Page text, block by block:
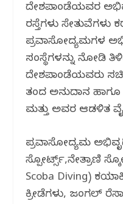
ದೇಶಪಾಂಡೆಯವರ
ರಸ್ತೆಗಳು ಸೇತುವೆಗಳು
ಪ್ರವಾಸೋದ್ಯಮಗಳ
ಸಂಸ್ಥೆಗಳನ್ನು ನೋಡಿ
ದೇಶಪಾಂಡೆಯವರು
ತಂದ ಅನುದಾನ
ಮತ್ತು ಅವರ ಆಡಳಿತ
ಪ್ರವಾಸೋದ್ಯಮ
ಸ್ಪೋರ್ಟ್ಸ್,ನೇತ್ರಾಣಿ
Scoba Diving)
ಕ್ರೀಡೆಗಳು, ಜಂಗಲ್